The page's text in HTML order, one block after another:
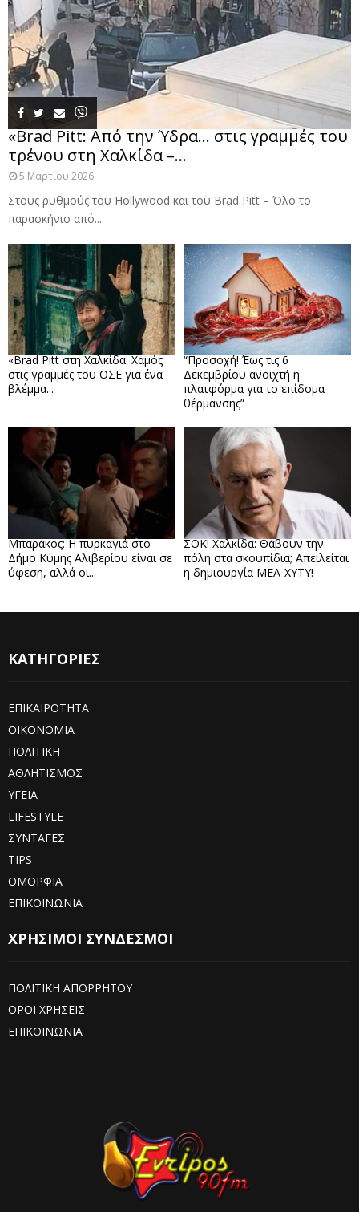
«Brad Pitt: Από την Ύδρα… στις γραμμές του
τρένου στη Χαλκίδα –...
5 Μαρτίου 2026
Στους ρυθμούς του Hollywood και του Brad Pitt – Όλο το
παρασκήνιο από...
«Brad Pitt στη Χαλκίδα: Χαμός
στις γραμμές του ΟΣΕ για ένα
βλέμμα...
“Προσοχή! Έως τις 6
Δεκεμβρίου ανοιχτή η
πλατφόρμα για το επίδομα
θέρμανσης”
Μπαράκος: Η πυρκαγιά στο
Δήμο Κύμης Αλιβερίου είναι σε
ύφεση, αλλά οι...
ΣΟΚ! Χαλκίδα: Θάβουν την
πόλη στα σκουπίδια; Απειλείται
η δημιουργία ΜΕΑ-ΧΥΤΥ!
ΚΑΤΗΓΟΡΙΕΣ
ΕΠΙΚΑΙΡΟΤΗΤΑ
ΟΙΚΟΝΟΜΙΑ
ΠΟΛΙΤΙΚΗ
ΑΘΛΗΤΙΣΜΟΣ
ΥΓΕΙΑ
LIFESTYLE
ΣΥΝΤΑΓΕΣ
TIPS
ΟΜΟΡΦΙΑ
ΕΠΙΚΟΙΝΩΝΙΑ
ΧΡΗΣΙΜΟΙ ΣΥΝΔΕΣΜΟΙ
ΠΟΛΙΤΙΚΗ ΑΠΟΡΡΗΤΟΥ
ΟΡΟΙ ΧΡΗΣΕΙΣ
ΕΠΙΚΟΙΝΩΝΙΑ